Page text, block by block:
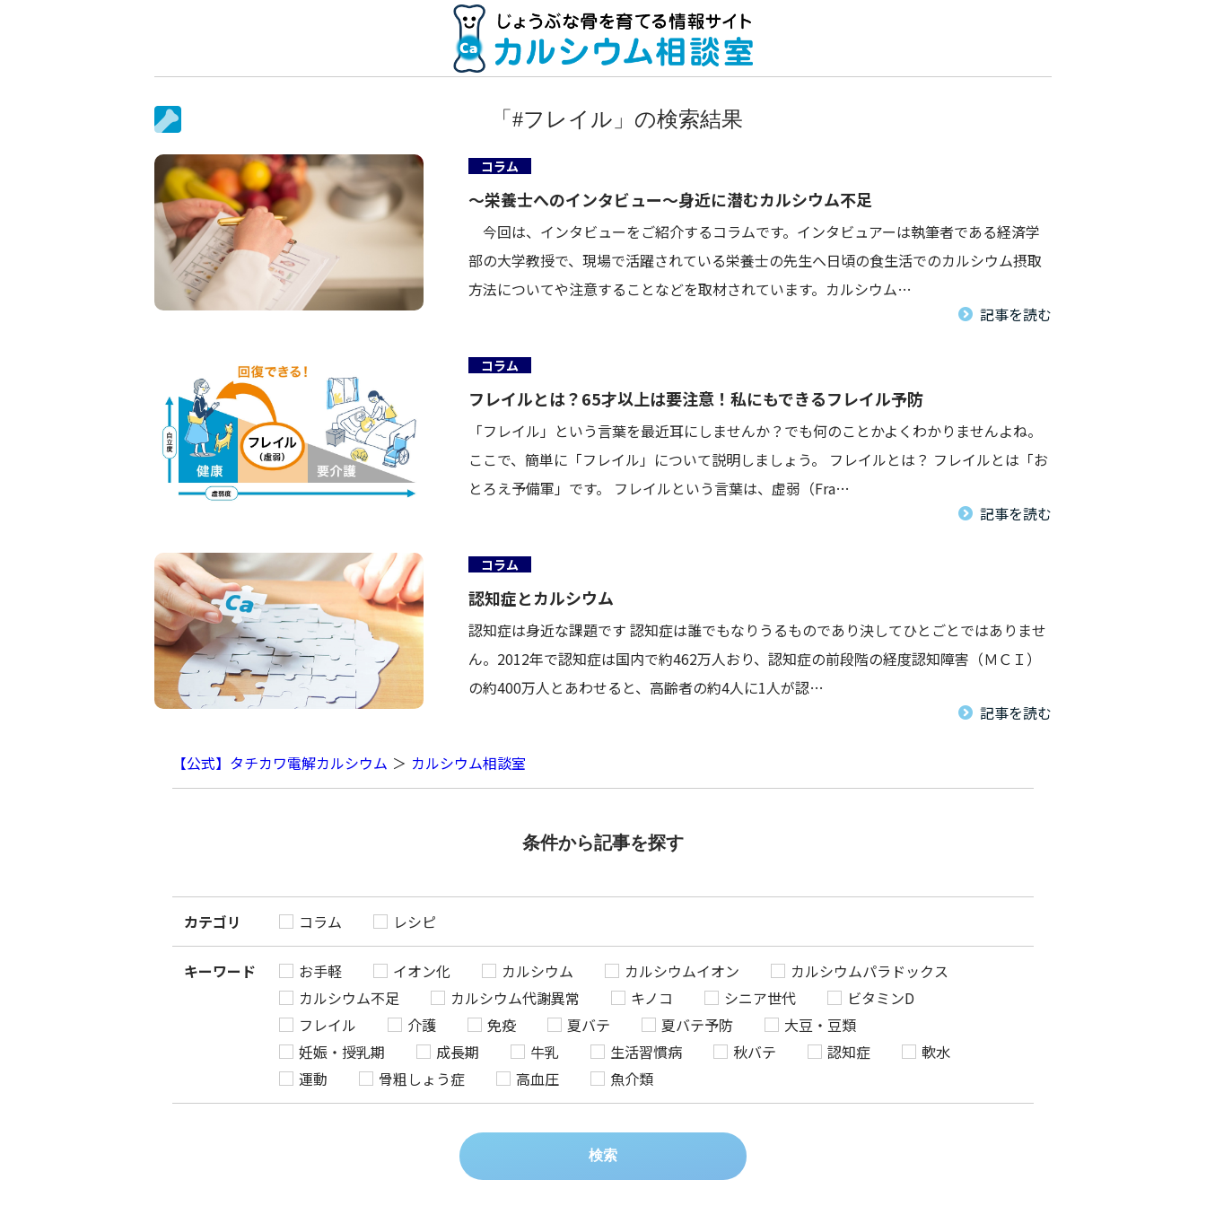
「#フレイル」の検索結果
コラム
～栄養士へのインタビュー～身近に潜むカルシウム不足
今回は、インタビューをご紹介するコラムです。インタビュアーは執筆者である経済学
部の大学教授で、現場で活躍されている栄養士の先生へ日頃の食生活でのカルシウム摂取
方法についてや注意することなどを取材されています。カルシウム…
記事を読む
コラム
フレイルとは？65才以上は要注意！私にもできるフレイル予防
「フレイル」という言葉を最近耳にしませんか？でも何のことかよくわかりませんよね。
ここで、簡単に「フレイル」について説明しましょう。 フレイルとは？ フレイルとは「お
とろえ予備軍」です。 フレイルという言葉は、虚弱（Fra…
記事を読む
コラム
認知症とカルシウム
認知症は身近な課題です 認知症は誰でもなりうるものであり決してひとごとではありませ
ん。2012年で認知症は国内で約462万人おり、認知症の前段階の経度認知障害（ＭＣＩ）
の約400万人とあわせると、高齢者の約4人に1人が認…
記事を読む
【公式】タチカワ電解カルシウム カルシウム相談室
条件から記事を探す
カテゴリ コラム レシピ
キーワード お手軽 イオン化 カルシウム カルシウムイオン
カルシウムパラドックス
カルシウム不足
カルシウム代謝異常 キノコ シニア世代
ビタミンD
フレイル
介護 免疫 夏バテ 夏バテ予防
大豆・豆類
妊娠・授乳期
成長期 牛乳 生活習慣病 秋バテ 認知症
軟水
運動
骨粗しょう症 高血圧 魚介類